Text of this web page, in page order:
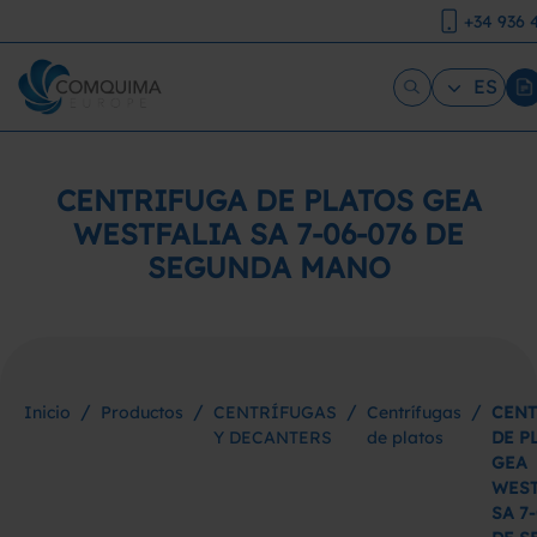
+34 936
ES
CENTRIFUGA DE PLATOS GEA
WESTFALIA SA 7-06-076 DE
SEGUNDA MANO
Inicio / Productos / CENTRÍFUGAS
Y DECANTERS
/ Centrífugas
de platos
/
DE
GEA
SA